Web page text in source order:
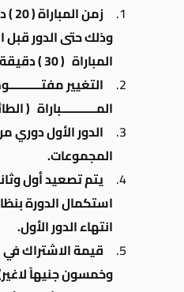
زمن المباراة(
20
)
وذلك حتى الدور قبل
المباراة (30) دقيقة 0
التغيير
المـــــــــــباراة (
الدور الأول دوري
المجموعات.
يتم تصعيد أول
استكمال الدورة
انتهاء الدور الأول.
وخمسون جنيهاً